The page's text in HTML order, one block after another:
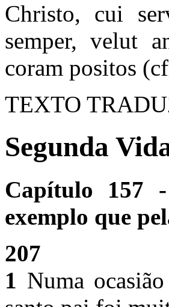
Christo, cui
semper, velut
coram positos
TEXTO
Segunda
Capítulo 157
exemplo que
207
1 Numa